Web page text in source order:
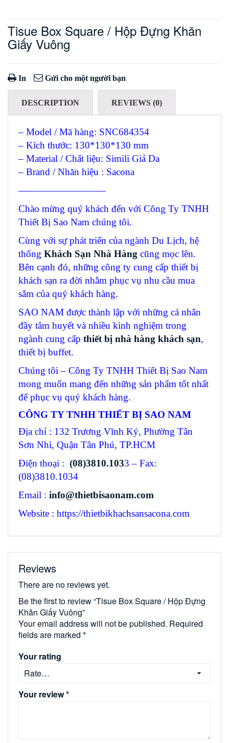
Tisue Box Square / Hộp Đựng Khăn
Giấy Vuông
In Gửi cho một người bạn
DESCRIPTION REVIEWS (0)
– Model / Mã hàng: SNC684354
– Kích thước: 130*130*130 mm
– Material / Chất liệu: Simili Giả Da
– Brand / Nhãn hiệu : Sacona
—————————
Chào mừng quý khách đến với Công Ty TNHH
Thiết Bị Sao Nam chúng tôi.
Cùng với sự phát triển của ngành Du Lịch, hệ
thống Khách Sạn Nhà Hàng cũng mọc lên.
Bên cạnh đó, những công ty cung cấp thiết bị
khách sạn ra đời nhằm phục vụ nhu cầu mua
sắm của quý khách hàng.
SAO NAM được thành lập với những cá nhân
đầy tâm huyết và nhiều kinh nghiệm trong
ngành cung cấp thiết bị nhà hàng khách sạn,
thiết bị buffet.
Chúng tôi – Công Ty TNHH Thiết Bị Sao Nam
mong muốn mang đến những sản phẩm tốt nhất
để phục vụ quý khách hàng.
CÔNG TY TNHH THIẾT BỊ SAO NAM
Địa chỉ : 132 Trương Vĩnh Ký, Phường Tân
Sơn Nhì, Quận Tân Phú, TP.HCM
Điện thoại : (08)3810.1033 – Fax:
(08)3810.1034
Email : info@thietbisaonam.com
Website : https://thietbikhachsansacona.com
Reviews
There are no reviews yet.
Be the first to review “Tisue Box Square / Hộp Đựng
Khăn Giấy Vuông”
Your email address will not be published. Required
fields are marked *
Your rating
Your review*